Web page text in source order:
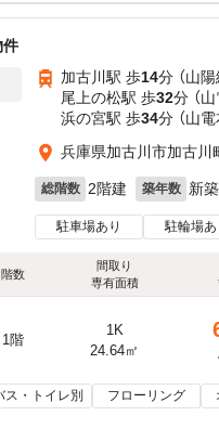
加古川駅 歩14分 （山
尾上の松駅 歩32分 （山
浜の宮駅 歩34分 （山電
兵庫県加古川市加古川
総階数 2階建 築年数 新築
駐車場あり 駐輪場あ
階数
間取り
専有面積
1階
1K
24.64㎡
ス・トイレ別 フローリング